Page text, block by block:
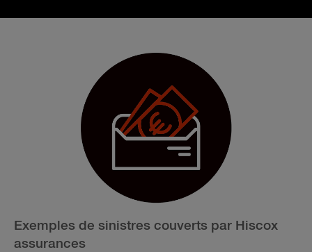
Exemples de sinistres couverts par Hiscox
assurances